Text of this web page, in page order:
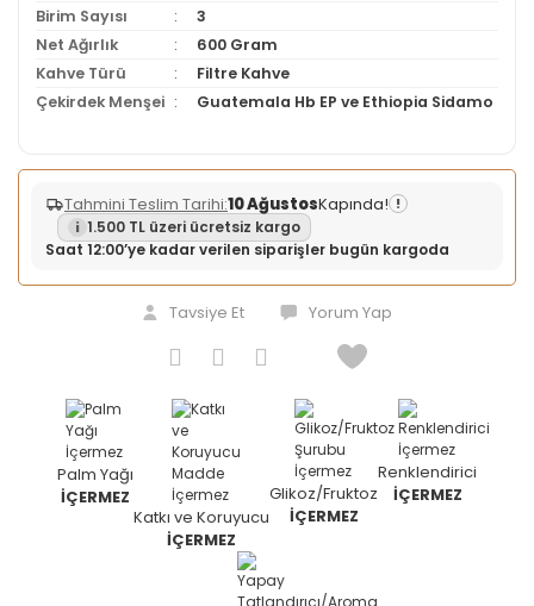
Birim Sayısı
3
Net Ağırlık
600 Gram
Kahve Türü
Filtre Kahve
Çekirdek Menşei
Guatemala Hb EP ve Ethiopia Sidamo
Tahmini Teslim Tarihi:10 AğustosKapında! !
1.500 TL üzeri ücretsiz kargo
Saat 12:00’ye kadar verilen siparişler bugün kargoda
Tavsiye Et Yorum Yap
Palm Yağı
İÇERMEZ
Katkı ve Koruyucu
İÇERMEZ
Glikoz/Fruktoz
İÇERMEZ
Renklendirici
İÇERMEZ